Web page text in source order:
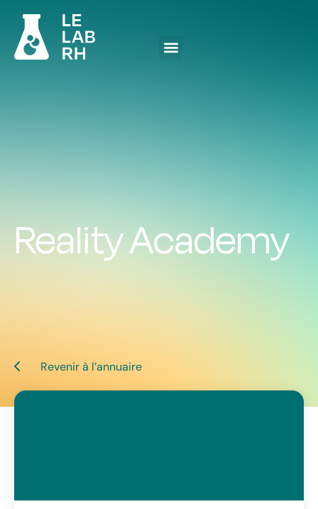
Reality Academy
Revenir à l’annuaire